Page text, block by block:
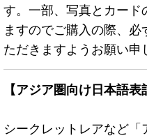
す。一部、写真とカード
ますのでご購入の際、
ただきますようお願い申
【アジア圏向け日本語表
シークレットレアなど